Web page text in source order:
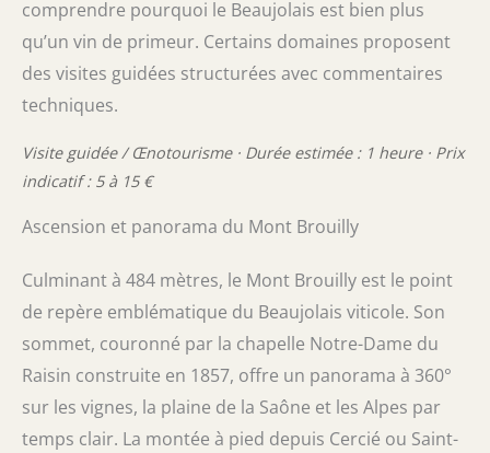
comprendre pourquoi le Beaujolais est bien plus
qu’un vin de primeur. Certains domaines proposent
des visites guidées structurées avec commentaires
techniques.
Visite guidée / Œnotourisme · Durée estimée : 1 heure · Prix
indicatif : 5 à 15 €
Ascension et panorama du Mont Brouilly
Culminant à 484 mètres, le Mont Brouilly est le point
de repère emblématique du Beaujolais viticole. Son
sommet, couronné par la chapelle Notre-Dame du
Raisin construite en 1857, offre un panorama à 360°
sur les vignes, la plaine de la Saône et les Alpes par
temps clair. La montée à pied depuis Cercié ou Saint-